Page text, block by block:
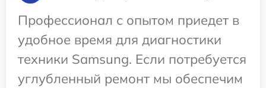
Профессионал с опытом приедет в
удобное время для диагностики
техники Samsung. Если потребуется
углубленный ремонт мы обеспечим